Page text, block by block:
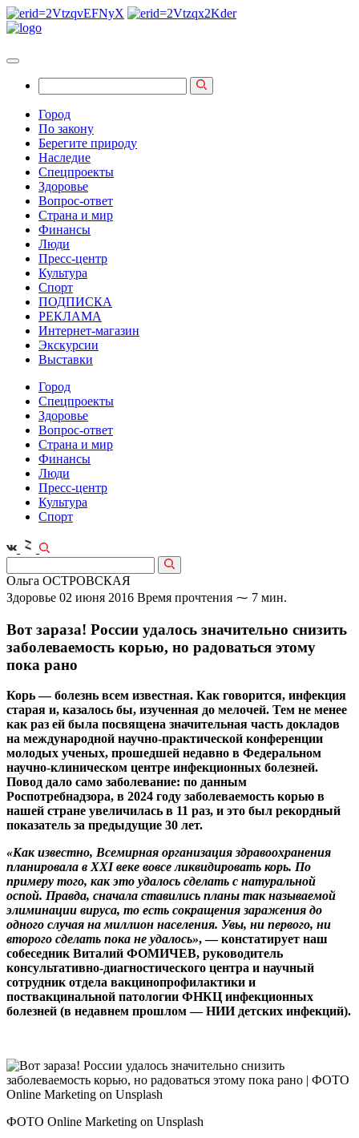
Город
По закону
Берегите природу
Наследие
Спецпроекты
Здоровье
Вопрос-ответ
Страна и мир
Финансы
Люди
Пресс-центр
Культура
Спорт
ПОДПИСКА
РЕКЛАМА
Интернет-магазин
Экскурсии
Выставки
Город
Спецпроекты
Здоровье
Вопрос-ответ
Страна и мир
Финансы
Люди
Пресс-центр
Культура
Спорт
Ольга ОСТРОВСКАЯ
Здоровье 02 июня 2016 Время прочтения ⁓ 7 мин.
Вот зараза! России удалось значительно снизить
заболеваемость корью, но радоваться этому
пока рано
Корь — болезнь всем известная. Как говорится, инфекция
старая и, казалось бы, изученная до мелочей. Тем не менее
как раз ей была посвящена значительная часть докладов
на международной научно-практической конференции
молодых ученых, прошедшей недавно в Федеральном
научно-клиническом центре инфекционных болезней.
Повод дало само заболевание: по данным
Роспотребнадзора, в 2024 году заболеваемость корью в
нашей стране увеличилась в 11 раз, и это был рекордный
показатель за предыдущие 30 лет.
«Как известно, Всемирная организация здравоохранения
планировала в XXI веке вовсе ликвидировать корь. По
примеру того, как это удалось сделать с натуральной
оспой. Правда, сначала ставились планы так называемой
элиминации вируса, то есть сокращения заражения до
одного случая на миллион населения. Увы, ни первого, ни
второго сделать пока не удалось», — констатирует наш
собеседник Виталий ФОМИЧЕВ, руководитель
консультативно-диагностического центра и научный
сотрудник отдела вакцинопрофилактики и
поствакцинальной патологии ФНКЦ инфекционных
болезней (в недавнем прошлом — НИИ детских инфекций).
ФОТО Online Marketing on Unsplash